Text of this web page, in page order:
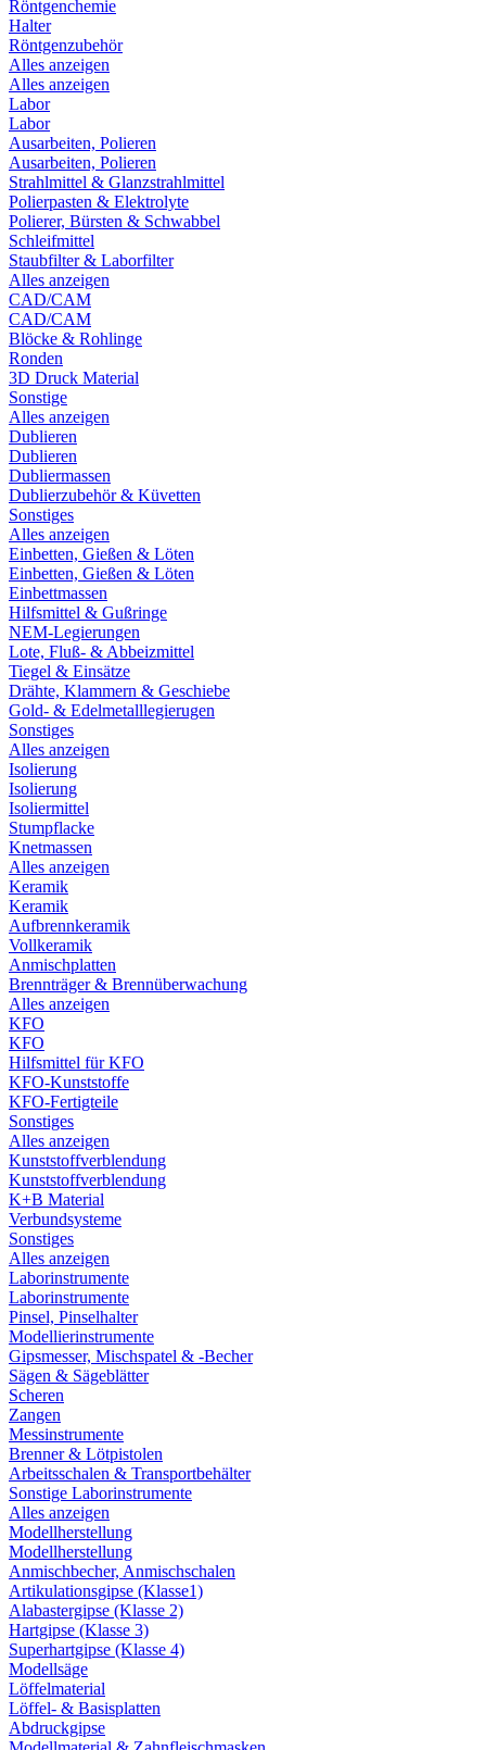
Röntgenchemie
Halter
Röntgenzubehör
Alles anzeigen
Alles anzeigen
Labor
Labor
Ausarbeiten, Polieren
Ausarbeiten, Polieren
Strahlmittel & Glanzstrahlmittel
Polierpasten & Elektrolyte
Polierer, Bürsten & Schwabbel
Schleifmittel
Staubfilter & Laborfilter
Alles anzeigen
CAD/CAM
CAD/CAM
Blöcke & Rohlinge
Ronden
3D Druck Material
Sonstige
Alles anzeigen
Dublieren
Dublieren
Dubliermassen
Dublierzubehör & Küvetten
Sonstiges
Alles anzeigen
Einbetten, Gießen & Löten
Einbetten, Gießen & Löten
Einbettmassen
Hilfsmittel & Gußringe
NEM-Legierungen
Lote, Fluß- & Abbeizmittel
Tiegel & Einsätze
Drähte, Klammern & Geschiebe
Gold- & Edelmetalllegierugen
Sonstiges
Alles anzeigen
Isolierung
Isolierung
Isoliermittel
Stumpflacke
Knetmassen
Alles anzeigen
Keramik
Keramik
Aufbrennkeramik
Vollkeramik
Anmischplatten
Brennträger & Brennüberwachung
Alles anzeigen
KFO
KFO
Hilfsmittel für KFO
KFO-Kunststoffe
KFO-Fertigteile
Sonstiges
Alles anzeigen
Kunststoffverblendung
Kunststoffverblendung
K+B Material
Verbundsysteme
Sonstiges
Alles anzeigen
Laborinstrumente
Laborinstrumente
Pinsel, Pinselhalter
Modellierinstrumente
Gipsmesser, Mischspatel & -Becher
Sägen & Sägeblätter
Scheren
Zangen
Messinstrumente
Brenner & Lötpistolen
Arbeitsschalen & Transportbehälter
Sonstige Laborinstrumente
Alles anzeigen
Modellherstellung
Modellherstellung
Anmischbecher, Anmischschalen
Artikulationsgipse (Klasse1)
Alabastergipse (Klasse 2)
Hartgipse (Klasse 3)
Superhartgipse (Klasse 4)
Modellsäge
Löffelmaterial
Löffel- & Basisplatten
Abdruckgipse